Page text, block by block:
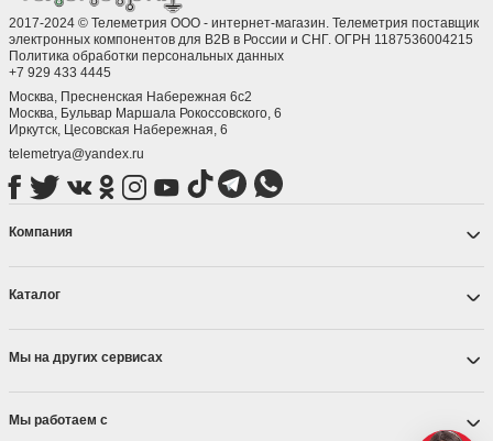
2017-2024 © Телеметрия ООО - интернет-магазин. Телеметрия поставщик
электронных компонентов для B2B в России и СНГ. ОГРН 1187536004215
Политика обработки персональных данных
+7 929 433 4445
Москва, Пресненская Набережная 6с2
Москва, ​Бульвар Маршала Рокоссовского, 6
Иркутск, ​Цесовская Набережная, 6
telemetrya@yandex.ru
Компания
Каталог
Мы на других сервисах
Мы работаем с